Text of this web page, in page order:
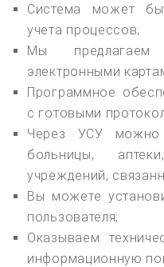
Система может
учета процессов;
Мы
электронными
Программное
с готовыми
Через УСУ можно
больницы,
учреждений,
Вы можете
пользователя;
Оказываем
информационную